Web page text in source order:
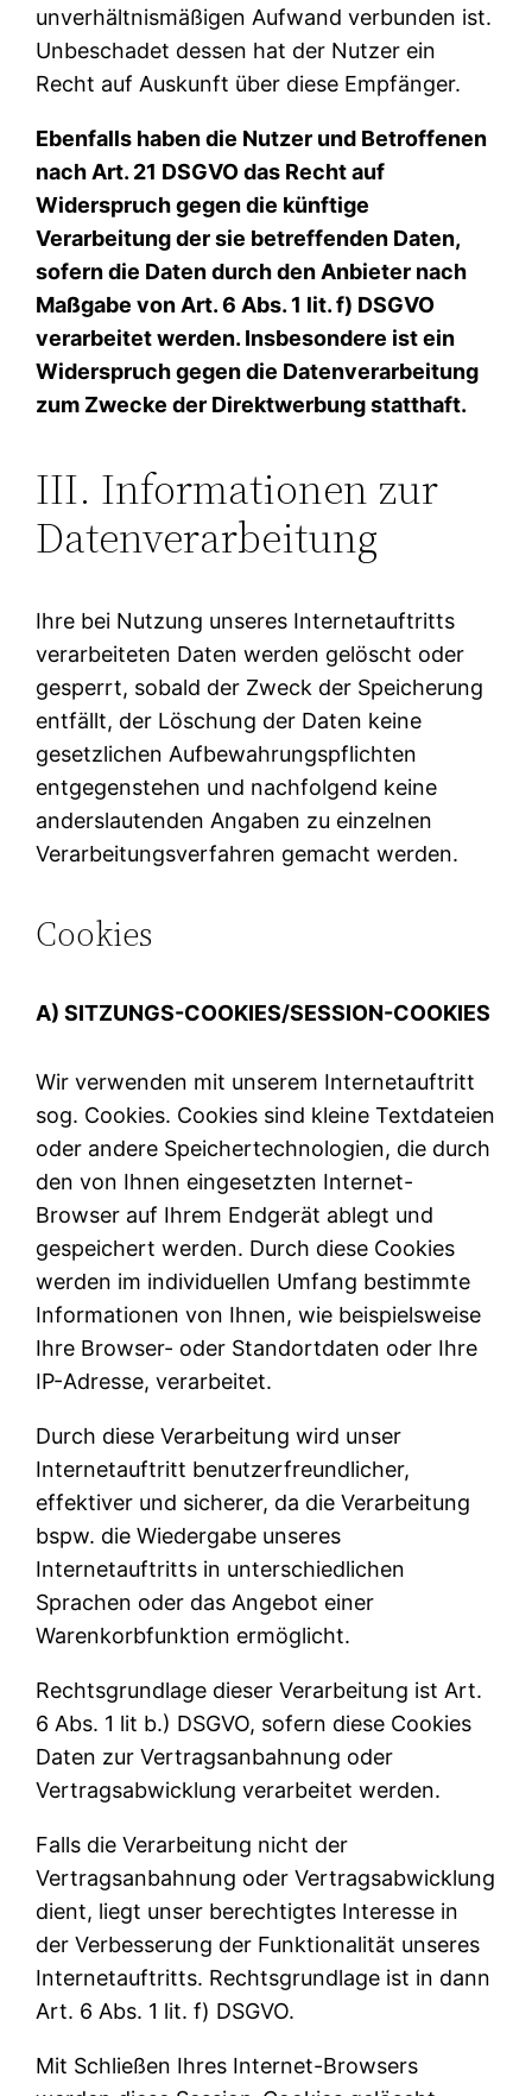
unverhältnismäßigen Aufwand verbunden ist.
Unbeschadet dessen hat der Nutzer ein
Recht auf Auskunft über diese Empfänger.
Ebenfalls haben die Nutzer und Betroffenen
nach Art. 21 DSGVO das Recht auf
Widerspruch gegen die künftige
Verarbeitung der sie betreffenden Daten,
sofern die Daten durch den Anbieter nach
Maßgabe von Art. 6 Abs. 1 lit. f) DSGVO
verarbeitet werden. Insbesondere ist ein
Widerspruch gegen die Datenverarbeitung
zum Zwecke der Direktwerbung statthaft.
III. Informationen zur
Datenverarbeitung
Ihre bei Nutzung unseres Internetauftritts
verarbeiteten Daten werden gelöscht oder
gesperrt, sobald der Zweck der Speicherung
entfällt, der Löschung der Daten keine
gesetzlichen Aufbewahrungspflichten
entgegenstehen und nachfolgend keine
anderslautenden Angaben zu einzelnen
Verarbeitungsverfahren gemacht werden.
Cookies
A) SITZUNGS-COOKIES/SESSION-COOKIES
Wir verwenden mit unserem Internetauftritt
sog. Cookies. Cookies sind kleine Textdateien
oder andere Speichertechnologien, die durch
den von Ihnen eingesetzten Internet-
Browser auf Ihrem Endgerät ablegt und
gespeichert werden. Durch diese Cookies
werden im individuellen Umfang bestimmte
Informationen von Ihnen, wie beispielsweise
Ihre Browser- oder Standortdaten oder Ihre
IP-Adresse, verarbeitet.
Durch diese Verarbeitung wird unser
Internetauftritt benutzerfreundlicher,
effektiver und sicherer, da die Verarbeitung
bspw. die Wiedergabe unseres
Internetauftritts in unterschiedlichen
Sprachen oder das Angebot einer
Warenkorbfunktion ermöglicht.
Rechtsgrundlage dieser Verarbeitung ist Art.
6 Abs. 1 lit b.) DSGVO, sofern diese Cookies
Daten zur Vertragsanbahnung oder
Vertragsabwicklung verarbeitet werden.
Falls die Verarbeitung nicht der
Vertragsanbahnung oder Vertragsabwicklung
dient, liegt unser berechtigtes Interesse in
der Verbesserung der Funktionalität unseres
Internetauftritts. Rechtsgrundlage ist in dann
Art. 6 Abs. 1 lit. f) DSGVO.
Mit Schließen Ihres Internet-Browsers